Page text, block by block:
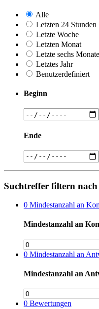
Alle
Letzten 24 Stunden
Letzte Woche
Letzten Monat
Letzte sechs Monate
Letztes Jahr
Benutzerdefiniert
Beginn
Ende
Suchtreffer filtern nach
0 Mindestanzahl an
Mindestanzahl an
0 Mindestanzahl an
Mindestanzahl an
0 Bewertungen